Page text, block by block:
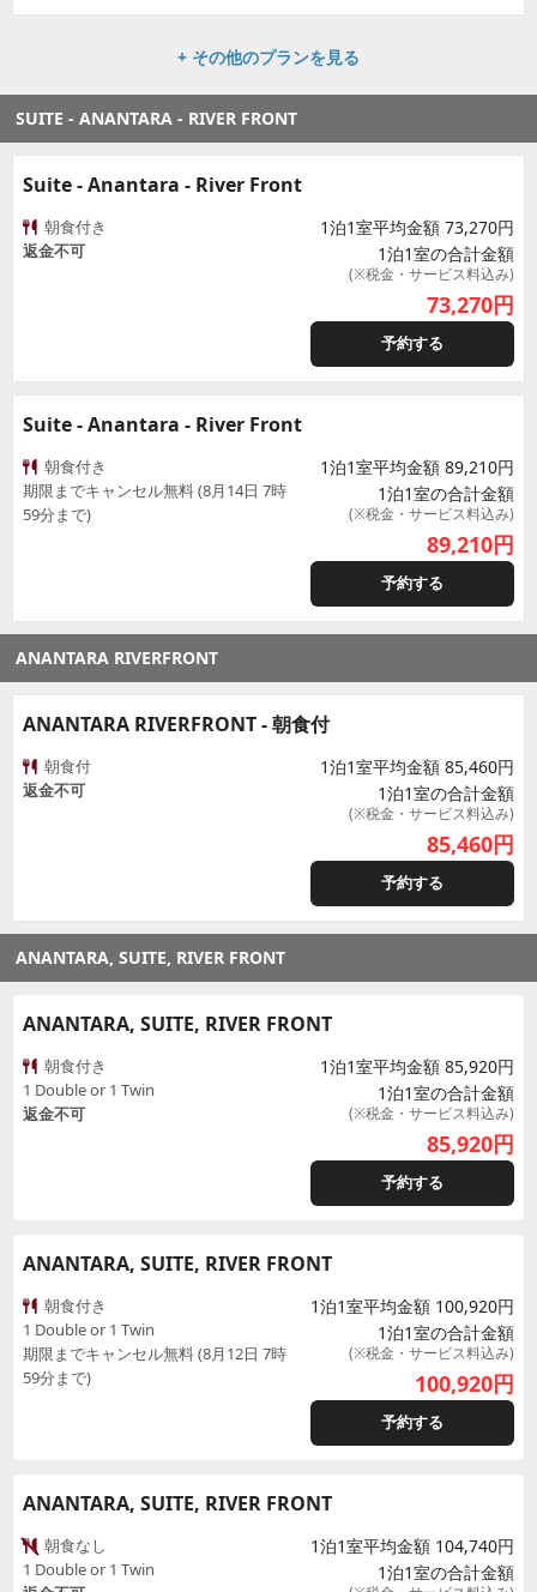
+ その他のプランを見る
SUITE - ANANTARA - RIVER FRONT
Suite - Anantara - River Front
朝食付き
返金不可
1泊1室平均金額 73,270円
1泊1室の合計金額
(※税金・サービス料込み)
73,270円
予約する
Suite - Anantara - River Front
朝食付き
期限までキャンセル無料 (8月14日 7時
59分まで)
1泊1室平均金額 89,210円
1泊1室の合計金額
(※税金・サービス料込み)
89,210円
予約する
ANANTARA RIVERFRONT
ANANTARA RIVERFRONT - 朝食付
朝食付
返金不可
1泊1室平均金額 85,460円
1泊1室の合計金額
(※税金・サービス料込み)
85,460円
予約する
ANANTARA, SUITE, RIVER FRONT
ANANTARA, SUITE, RIVER FRONT
朝食付き
1 Double or 1 Twin
返金不可
1泊1室平均金額 85,920円
1泊1室の合計金額
(※税金・サービス料込み)
85,920円
予約する
ANANTARA, SUITE, RIVER FRONT
朝食付き
1 Double or 1 Twin
期限までキャンセル無料 (8月12日 7時
59分まで)
1泊1室平均金額 100,920円
1泊1室の合計金額
(※税金・サービス料込み)
100,920円
予約する
ANANTARA, SUITE, RIVER FRONT
朝食なし
1 Double or 1 Twin
1泊1室平均金額 104,740円
1泊1室の合計金額